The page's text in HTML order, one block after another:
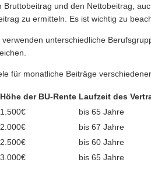
Bruttobeitrag und den Nettobeitrag,
zu ermitteln. Es ist wichtig zu
unterschiedliche
für monatliche Beiträge
Höhe der BU-Rente Laufzeit des
1.500€
bis 65 Jahre
2.000€
bis 67 Jahre
2.500€
bis 60 Jahre
3.000€ bis 65 Jahre